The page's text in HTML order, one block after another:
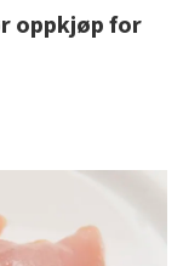
oppkjøp for